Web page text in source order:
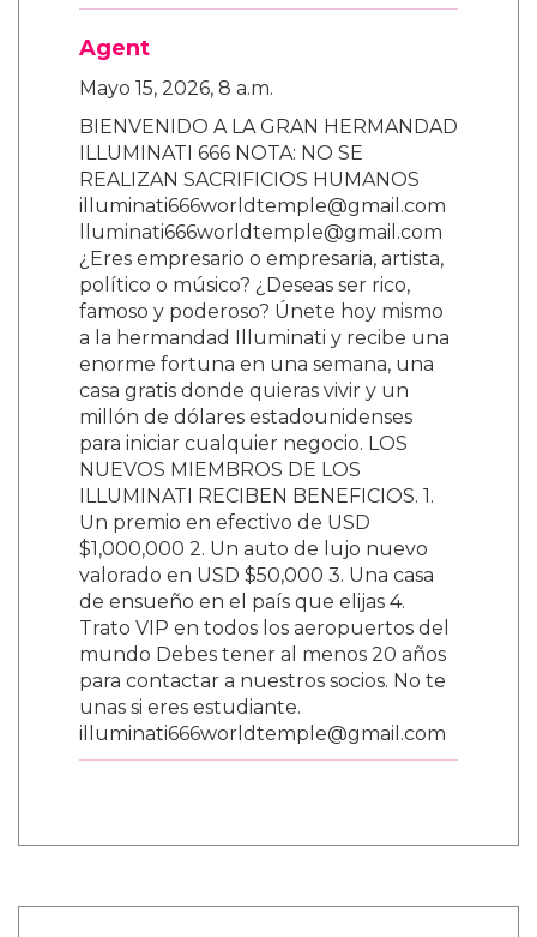
Agent
Mayo 15, 2026, 8 a.m.
BIENVENIDO A LA GRAN HERMANDAD
ILLUMINATI 666 NOTA: NO SE
REALIZAN SACRIFICIOS HUMANOS
illuminati666worldtemple@gmail.com
lluminati666worldtemple@gmail.com
¿Eres empresario o empresaria, artista,
político o músico? ¿Deseas ser rico,
famoso y poderoso? Únete hoy mismo
a la hermandad Illuminati y recibe una
enorme fortuna en una semana, una
casa gratis donde quieras vivir y un
millón de dólares estadounidenses
para iniciar cualquier negocio. LOS
NUEVOS MIEMBROS DE LOS
ILLUMINATI RECIBEN BENEFICIOS. 1.
Un premio en efectivo de USD
$1,000,000 2. Un auto de lujo nuevo
valorado en USD $50,000 3. Una casa
de ensueño en el país que elijas 4.
Trato VIP en todos los aeropuertos del
mundo Debes tener al menos 20 años
para contactar a nuestros socios. No te
unas si eres estudiante.
illuminati666worldtemple@gmail.com